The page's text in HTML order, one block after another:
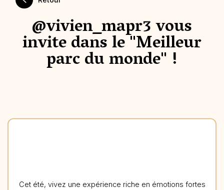
@vivien_mapr3 vous
invite dans le "Meilleur
parc du monde" !
Cet été, vivez une expérience riche en émotions fortes